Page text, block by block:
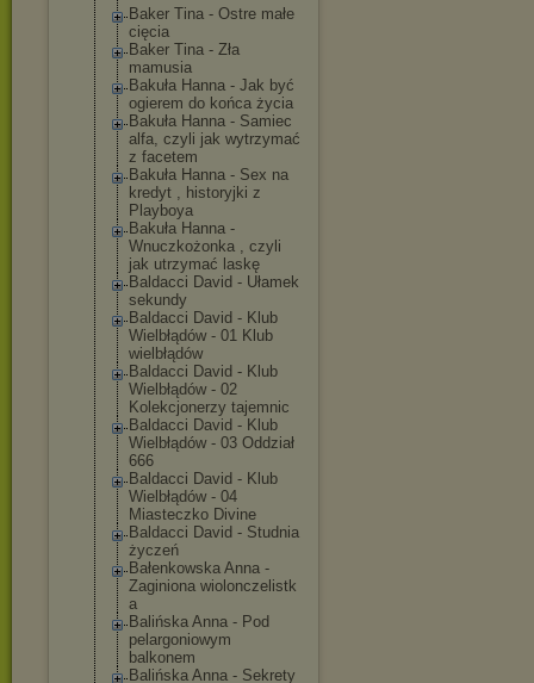
Baker Tina - Ostre małe
cięcia
Baker Tina - Zła
mamusia
Bakuła Hanna - Jak być
ogierem do końca życia
Bakuła Hanna - Samiec
alfa, czyli jak wytrzymać
z facetem
Bakuła Hanna - Sex na
kredyt , historyjki z
Playboya
Bakuła Hanna -
Wnuczkożonka , czyli
jak utrzymać laskę
Baldacci David - Ułamek
sekundy
Baldacci David - Klub
Wielbłądów - 01 Klub
wielbłądów
Baldacci David - Klub
Wielbłądów - 02
Kolekcjonerzy tajemnic
Baldacci David - Klub
Wielbłądów - 03 Oddział
666
Baldacci David - Klub
Wielbłądów - 04
Miasteczko Divine
Baldacci David - Studnia
życzeń
Bałenkowska Anna -
Zaginiona wiolonczelistk
a
Balińska Anna - Pod
pelargoniowym
balkonem
Balińska Anna - Sekrety